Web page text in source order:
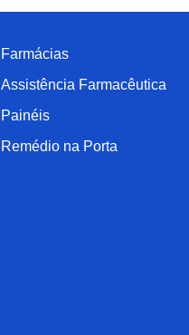
Farmácias
Assistência Farmacêutica
Painéis
Remédio na Porta